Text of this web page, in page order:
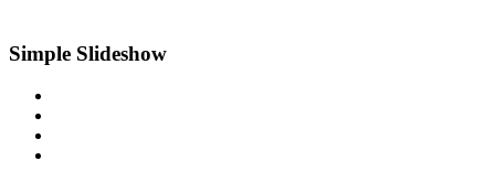
Simple Slideshow